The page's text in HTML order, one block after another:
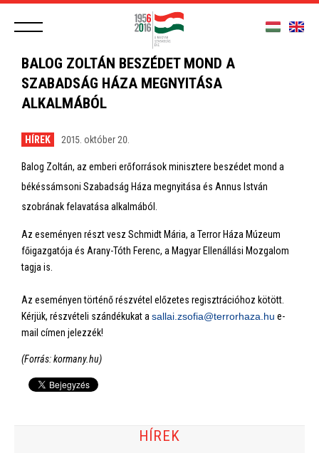
BALOG ZOLTÁN BESZÉDET MOND A
SZABADSÁG HÁZA MEGNYITÁSA
ALKALMÁBÓL
HÍREK 2015. október 20.
Balog Zoltán, az emberi erőforrások minisztere beszédet mond a
békéssámsoni Szabadság Háza megnyitása és Annus István
szobrának felavatása alkalmából.
Az eseményen részt vesz Schmidt Mária, a Terror Háza Múzeum
főigazgatója és Arany-Tóth Ferenc, a Magyar Ellenállási Mozgalom
tagja is.
Az eseményen történő részvétel előzetes regisztrációhoz kötött.
Kérjük, részvételi szándékukat a sallai.zsofia@terrorhaza.hu e-
mail címen jelezzék!
(Forrás: kormany.hu)
HÍREK